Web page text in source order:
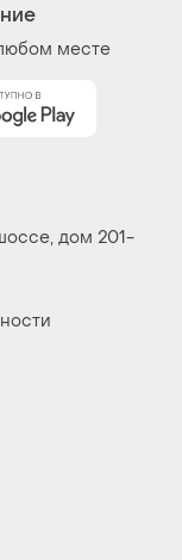
месте
дом 201-